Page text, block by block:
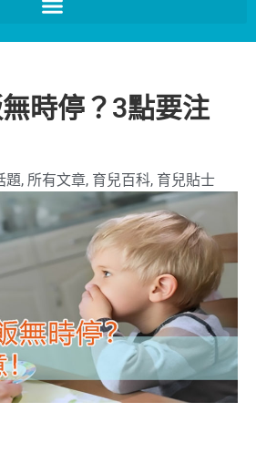
時停？3點要注
題, 所有文章, 育兒百科, 育兒貼士